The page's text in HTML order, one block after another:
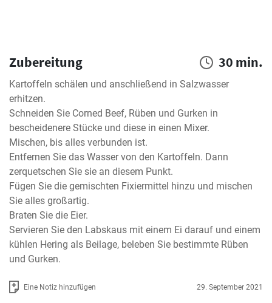
Zubereitung 30 min.
Kartoffeln schälen und anschließend in Salzwasser
erhitzen.
Schneiden Sie Corned Beef, Rüben und Gurken in
bescheidenere Stücke und diese in einen Mixer.
Mischen, bis alles verbunden ist.
Entfernen Sie das Wasser von den Kartoffeln. Dann
zerquetschen Sie sie an diesem Punkt.
Fügen Sie die gemischten Fixiermittel hinzu und mischen
Sie alles großartig.
Braten Sie die Eier.
Servieren Sie den Labskaus mit einem Ei darauf und einem
kühlen Hering als Beilage, beleben Sie bestimmte Rüben
und Gurken.
Eine Notiz hinzufügen 29. September 2021